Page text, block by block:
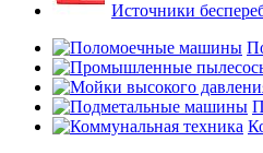
Источники